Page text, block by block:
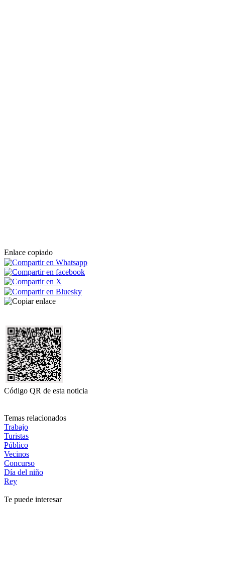
Enlace copiado
Código QR de esta noticia
Temas relacionados
Trabajo
Turistas
Público
Vecinos
Concurso
Día del niño
Rey
Te puede interesar